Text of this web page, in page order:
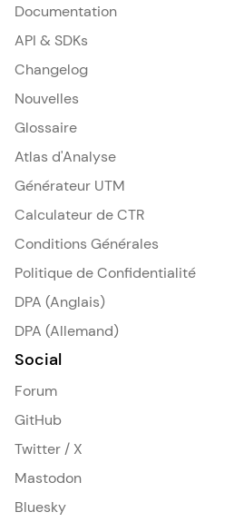
Documentation
API & SDKs
Changelog
Nouvelles
Glossaire
Atlas d'Analyse
Générateur UTM
Calculateur de CTR
Conditions Générales
Politique de Confidentialité
DPA (Anglais)
DPA (Allemand)
Social
Forum
GitHub
Twitter / X
Mastodon
Bluesky